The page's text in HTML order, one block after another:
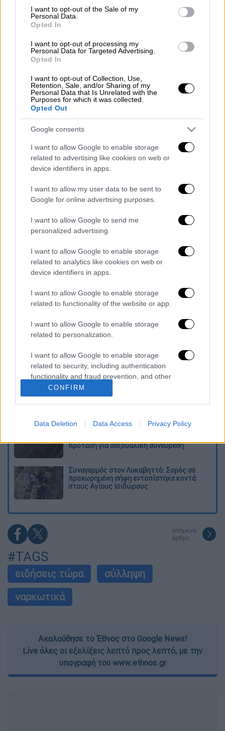
consent section.
I want to opt-out of the Sale of my
Personal Data.
Opted In
I want to opt-out of processing my
Personal Data for Targeted Advertising.
Opted In
I want to opt-out of Collection, Use,
Retention, Sale, and/or Sharing of my
Personal Data that Is Unrelated with the
Purposes for which it was collected.
Opted Out
Google consents
I want to allow Google to enable storage
related to advertising like cookies on web or
device identifiers in apps.
I want to allow my user data to be sent to
Google for online advertising purposes.
I want to allow Google to send me
personalized advertising.
I want to allow Google to enable storage
related to analytics like cookies on web or
device identifiers in apps.
I want to allow Google to enable storage
related to functionality of the website or app.
I want to allow Google to enable storage
related to personalization.
I want to allow Google to enable storage
related to security, including authentication
functionality and fraud prevention, and other
user protection.
CONFIRM
Data Deletion Data Access Privacy Policy
Σύμφωνα με την ΕΛΑΣ,ο νεαρός αφίχθηκε
στην Ελλάδα,προερχόμενος από τη Μαδρίτη,
διενεργήθηκε, εντοπίστηκαν στην αποσκευή
του και κατασχέθηκαν 5 κιλά και 270
κρυμμένα μέσα σεδιακοσμητικά
κεριά, και
ένα κινητό τηλέφωνο.
συλληφθείςοδηγήθηκε στον εισαγγελέα
Πλημμελειοδικών Αθηνών.
διαγράφονται
καταχώρηση
Διαβάστε ακόμη
πίστευα ότι το να είσαι outsider ήταν
αδυναμία, τώρα το βλέπω ως δύναμη»
«Χωρίς σκηνές και κουβέρτες σε ακραίες
θερμοκρασίες»: Σε δραματικές συνθήκες
χιλιάδες μετανάστες στη Θέουτα
Η ΕΛΑΣ διαψεύδει το περιστατικό με
πρόταση για σεξουαλική συνεύρεση
Συναγερμός στον Λυκαβηττό: Σορός σε
προχωρημένη σήψη εντοπίστηκε κοντά
στους Αγίους Ισιδώρους
επόμενο
άρθρο
#TAGS
ειδήσεις τώρα
σύλληψη
ναρκωτικά
Ακολούθησε το Έθνος στο Google News!
Live όλες οι εξελίξεις λεπτό προς λεπτό, με την
υπογραφή του www.ethnos.gr